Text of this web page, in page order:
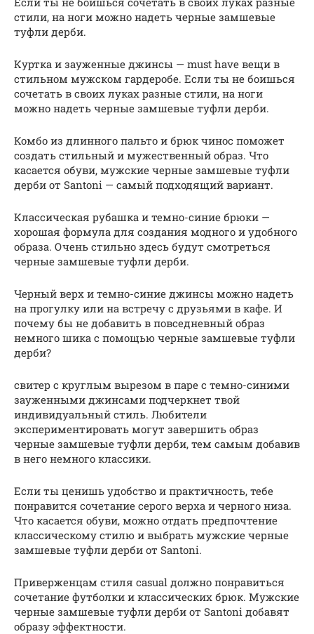
стили, на ноги можно надеть черные замшевые
туфли дерби.
Куртка и зауженные джинсы — must have вещи в
стильном мужском гардеробе. Если ты не боишься
сочетать в своих луках разные стили, на ноги
можно надеть черные замшевые туфли дерби.
Комбо из длинного пальто и брюк чинос поможет
создать стильный и мужественный образ. Что
касается обуви, мужские черные замшевые туфли
дерби от Santoni — самый подходящий вариант.
Классическая рубашка и темно-синие брюки —
хорошая формула для создания модного и удобного
образа. Очень стильно здесь будут смотреться
черные замшевые туфли дерби.
Черный верх и темно-синие джинсы можно надеть
на прогулку или на встречу с друзьями в кафе. И
почему бы не добавить в повседневный образ
немного шика с помощью черные замшевые туфли
дерби?
свитер с круглым вырезом в паре с темно-синими
зауженными джинсами подчеркнет твой
индивидуальный стиль. Любители
экспериментировать могут завершить образ
черные замшевые туфли дерби, тем самым добавив
в него немного классики.
Если ты ценишь удобство и практичность, тебе
понравится сочетание серого верха и черного низа.
Что касается обуви, можно отдать предпочтение
классическому стилю и выбрать мужские черные
замшевые туфли дерби от Santoni.
Приверженцам стиля casual должно понравиться
сочетание футболки и классических брюк. Мужские
черные замшевые туфли дерби от Santoni добавят
образу эффектности.